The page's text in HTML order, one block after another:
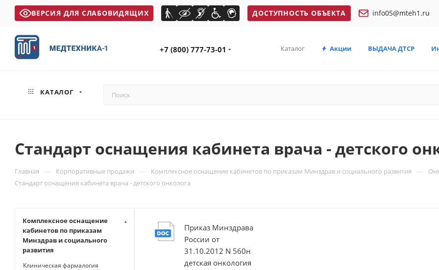
ВЕРСИЯ ДЛЯ СЛАБОВИДЯЩИХ ДОСТУПНОСТЬ ОБЪЕКТА info05@mteh1.ru
+7 (800) 777-73-01 Каталог Акции ВЫДАЧА ДТСР
КАТАЛОГ
Стандарт оснащения кабинета врача - детского
Главная — Корпоративные продажи — Комплексное оснащение кабинетов по приказам Минздрав и социального развития —
Стандарт оснащения кабинета врача - детского онколога
Приказ Минздрава
России от
31.10.2012 N 560н
детская онкология
Комплексное оснащение
кабинетов по приказам
Минздрав и социального
развития
Клиническая фармалогия